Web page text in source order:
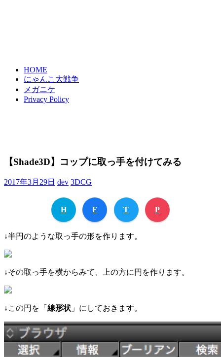
HOME
にゃんこ大戦争
メガニケ
Privacy Policy
【Shade3D】コップに取っ手を付けてみる
2017年3月29日 dev 3DCG
H F T P
↓半円のような取っ手の形を作ります。
↓その取っ手を横からみて、上の方に円を作ります。
↓この円を「 線形状 」にしておきます。